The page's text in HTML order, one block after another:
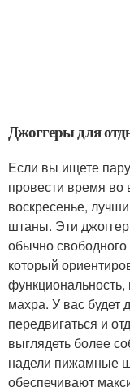
Джоггеры для
Если вы ищете
провести время
воскресенье,
штаны. Эти
обычно
который
махра. У вас будет
передвигаться и
выглядеть более
надели пижамные
обеспечивают